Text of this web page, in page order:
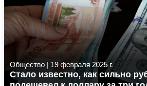
Общество | 19 февраля 2025 г.
Стало известно, как сильно